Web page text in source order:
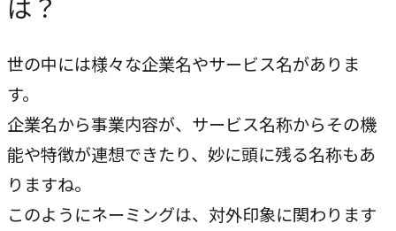
選ばれる理由をつくる
→
専門性で戦略をかたちにする
中期経営計画から人事を設計する
世の中には様々な企業名やサービス名がありま
す。
企業名から事業内容が、サービス名称からその機
能や特徴が連想できたり、妙に頭に残る名称もあ
りますね。
このようにネーミングは、対外印象に関わります